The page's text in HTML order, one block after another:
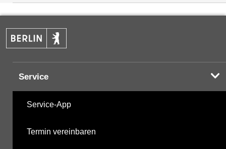
Service
Service-App
Termin vereinbaren